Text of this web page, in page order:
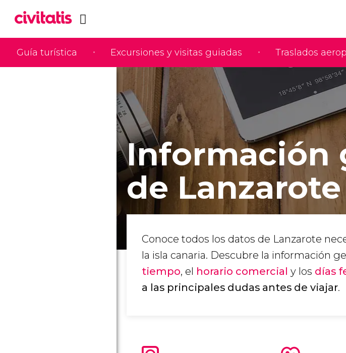
Guía turística Excursiones y visitas guiadas Traslados
Información
de Lanzarote
Conoce todos los datos de Lanzarote
la isla canaria. Descubre la información
tiempo, el horario comercial y los días
a las principales dudas antes de viajar.